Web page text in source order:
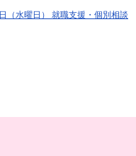
（水曜日） 就職支援・個別相談